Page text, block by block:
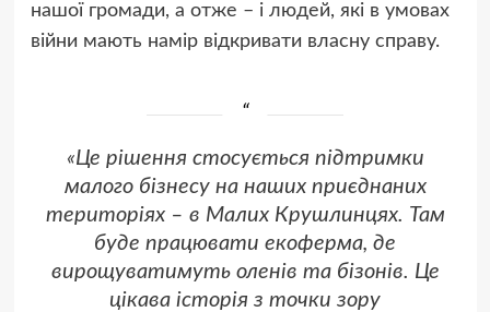
нашої громади, а отже – і людей, які в умовах
війни мають намір відкривати власну справу.
«Це рішення стосується підтримки
малого бізнесу на наших приєднаних
територіях – в Малих Крушлинцях. Там
буде працювати екоферма, де
вирощуватимуть оленів та бізонів. Це
цікава історія з точки зору